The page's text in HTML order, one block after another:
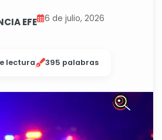
EFE 6 de julio, 2026
lectura 395 palabras